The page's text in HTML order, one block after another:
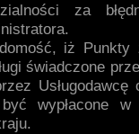
za
iż Punkty
świadczone
Usługodawcę
wypłacone w